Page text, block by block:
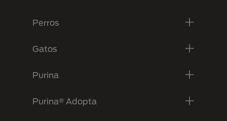
Perros
Gatos
Purina
Purina® Adopta